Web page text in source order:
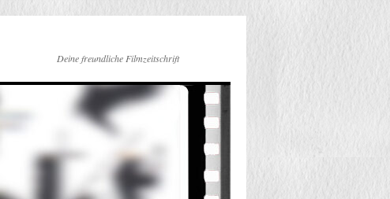
Deine freundliche Filmzeitschrift